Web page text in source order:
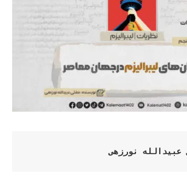
عبیدالله نورزهی